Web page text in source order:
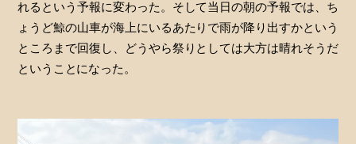
れるという予報に変わった。そして当日の朝の予報では、ち
ょうど鯨の山車が海上にいるあたりで雨が降り出すかという
ところまで回復し、どうやら祭りとしては大方は晴れそうだ
ということになった。